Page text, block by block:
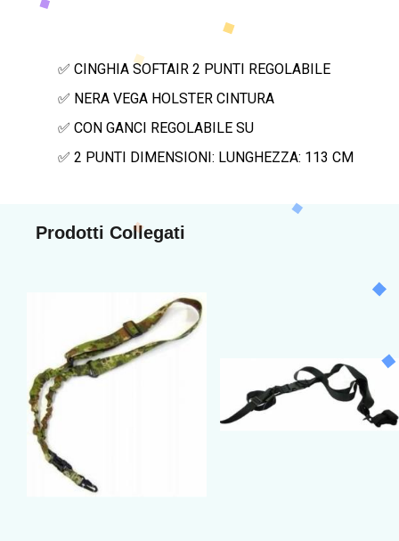
✅ CINGHIA SOFTAIR 2 PUNTI REGOLABILE
✅ NERA VEGA HOLSTER CINTURA
✅ CON GANCI REGOLABILE SU
✅ 2 PUNTI DIMENSIONI: LUNGHEZZA: 113 CM
Prodotti Collegati